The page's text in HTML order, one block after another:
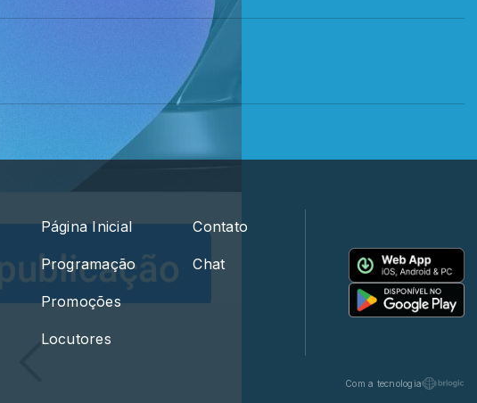
Página Inicial
Programação
Promoções
Locutores
Contato
Chat
Com a tecnologia